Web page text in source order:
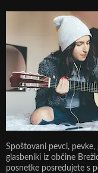
Spoštovani pevci,
glasbeniki iz občine
posnetke posredujete s